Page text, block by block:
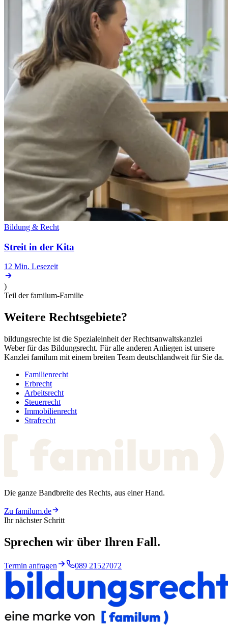
Bildung & Recht
Streit in der Kita
12 Min. Lesezeit
)
Teil der familum-Familie
Weitere Rechtsgebiete?
bildungsrechte ist die Spezialeinheit der Rechtsanwaltskanzlei
Weber für das Bildungsrecht. Für alle anderen Anliegen ist unsere
Kanzlei familum mit einem breiten Team deutschlandweit für Sie da.
Familienrecht
Erbrecht
Arbeitsrecht
Steuerrecht
Immobilienrecht
Strafrecht
Die ganze Bandbreite des Rechts, aus einer Hand.
Zu familum.de
Ihr nächster Schritt
Sprechen wir über Ihren Fall.
Termin anfragen 089 21527072